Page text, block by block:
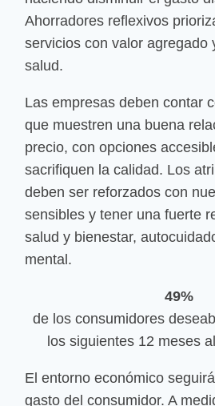
Ahorradores reflexivos
servicios con valor agregado
salud.
Las empresas deben contar
que muestren una buena
precio, con opciones
sacrifiquen la calidad. Los
deben ser reforzados con
sensibles y tener una fuerte
salud y bienestar,
mental.
49%
de los consumidores
los siguientes 12 meses
El entorno económico
gasto del consumidor. A